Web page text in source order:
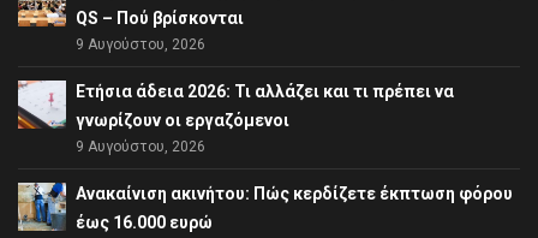
QS – Πού βρίσκονται
9 Αυγούστου, 2026
Ετήσια άδεια 2026: Τι αλλάζει και τι πρέπει να
γνωρίζουν οι εργαζόμενοι
9 Αυγούστου, 2026
Ανακαίνιση ακινήτου: Πώς κερδίζετε έκπτωση φόρου
έως 16.000 ευρώ